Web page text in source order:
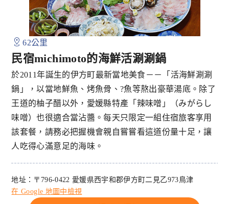
62公里
民宿michimoto的海鮮活涮涮鍋
於2011年誕生的伊方町最新當地美食－－「活海鮮涮涮
鍋」，以當地鮮魚、烤魚骨、?魚等熬出豪華湯底。除了
王道的柚子醋以外，愛媛縣特產「辣味噌」（みがらし
味噌）也很適合當沾醬。每天只限定一組住宿旅客享用
該套餐，請務必把握機會親自嘗嘗看這道份量十足，讓
人吃得心滿意足的海味。
地址：〒796-0422 愛媛県西宇和郡伊方町二見乙973鳥津
在 Google 地圖中檢視